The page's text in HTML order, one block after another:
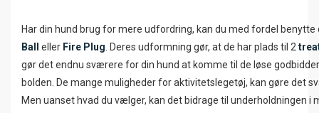
Har din hund brug for mere udfordring, kan du med fordel
Ball
eller Fire Plug . Deres udformning gør, at de har plads til 2
gør det endnu sværere for din hund at komme til de løse
bolden. De mange muligheder for aktivitetslegetøj, kan gøre det
Men uanset hvad du vælger, kan det bidrage til underholdningen i